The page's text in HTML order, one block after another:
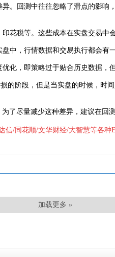
。回测中往往忽略了滑点的影响
花税等。这些成本在实盘交易中
中，行情数据和交易执行都会有
化，即策略过于贴合历史数据，
的阶段，但是当实盘的时候，时
了尽量减少这种差异，建议在回
信/同花顺/文华财经/大智慧等各种
加载更多 »